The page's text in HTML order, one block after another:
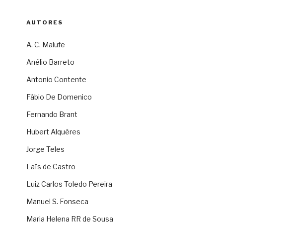
AUTORES
A. C. Malufe
Anélio Barreto
Antonio Contente
Fábio De Domenico
Fernando Brant
Hubert Alquéres
Jorge Teles
Laïs de Castro
Luiz Carlos Toledo Pereira
Manuel S. Fonseca
Maria Helena RR de Sousa